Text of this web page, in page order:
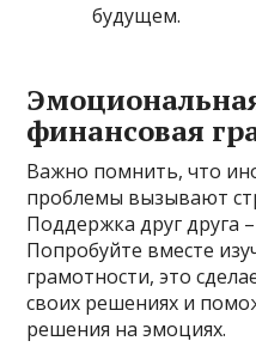
будущем.
финансовая
Важно помнить, что
проблемы вызывают
Поддержка друг друга
Попробуйте вместе
грамотности, это
своих решениях и
решения на эмоциях.